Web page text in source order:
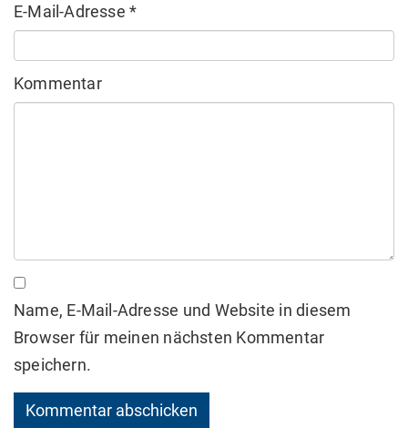
E-Mail-Adresse*
Kommentar
Name, E-Mail-Adresse und Website in diesem
Browser für meinen nächsten Kommentar
speichern.